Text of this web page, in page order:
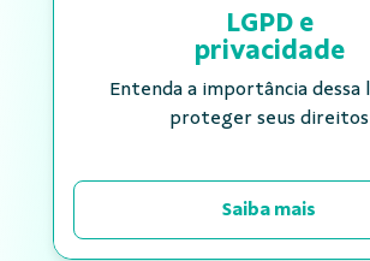
LGPD e
privacidade
Entenda a importância dessa
proteger seus direitos
Saiba mais